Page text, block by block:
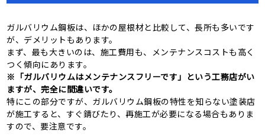
ガルバリウム鋼板は、ほかの屋根材と比較して、長所も多いです
が、デメリットもあります。
まず、最も大きいのは、施工費用も、メンテナンスコストも高く
つく傾向にあります。
※「ガルバリウムはメンテナンスフリーです」という工務店がい
ますが、完全に間違いです。
特にこの部分ですが、ガルバリウム鋼板の特性を知らない塗装店
が施工すると、すぐ錆びたり、再施工が必要になる場合もありま
すので、要注意です。